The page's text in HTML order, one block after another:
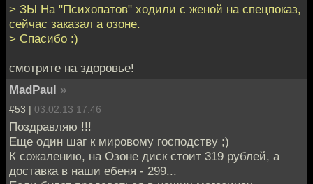
> ЗЫ На "Психопатов" ходили с женой на спецпоказ,
сейчас заказал а озоне.
> Спасибо :)
смотрите на здоровье!
MadPaul »
#53 | 03.02.13 17:46
Поздравляю !!!
Еще один шаг к мировому господству ;)
К сожалению, на Озоне диск стоит 319 рублей, а
доставка в наши ебеня - 299...